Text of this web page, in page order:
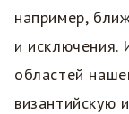
например,
и исключения.
областей
византийскую